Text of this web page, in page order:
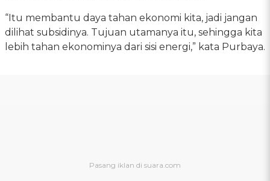
“Itu membantu daya tahan ekonomi kita, jadi jangan
dilihat subsidinya. Tujuan utamanya itu, sehingga kita
lebih tahan ekonominya dari sisi energi,” kata Purbaya.